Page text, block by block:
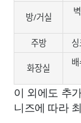
방/거실
주방
화장실
이 외에도 추
니즈에 따라